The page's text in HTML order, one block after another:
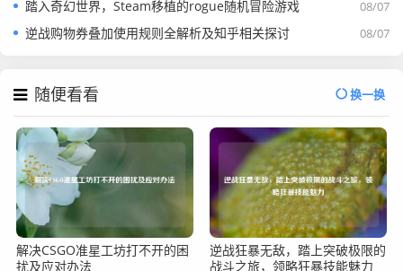
08/07
踏入奇幻世界，Steam移植的rogue随机冒险游戏
08/07
逆战购物券叠加使用规则全解析及知乎相关探讨
随便看看 换一换
解决CSGO准星工坊打不开的困
扰及应对办法
逆战狂暴无敌，踏上突破极限的
战斗之旅，领略狂暴技能魅力